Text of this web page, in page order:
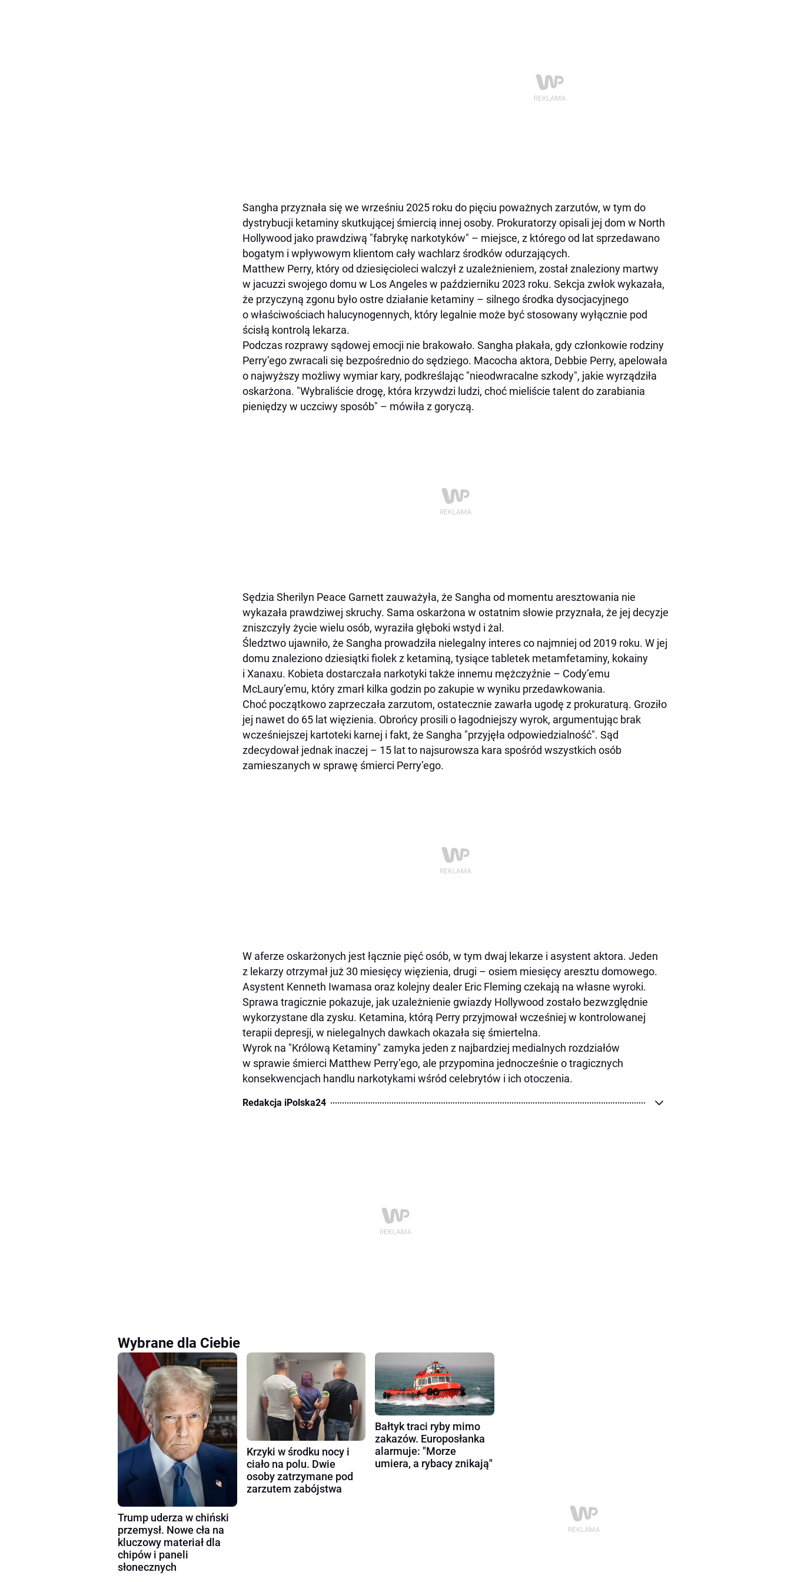
Sangha przyznała się we wrześniu 2025 roku do pięciu poważnych zarzutów, w tym do
dystrybucji ketaminy skutkującej śmiercią innej osoby. Prokuratorzy opisali jej dom w North
Hollywood jako prawdziwą "fabrykę narkotyków" – miejsce, z którego od lat sprzedawano
bogatym i wpływowym klientom cały wachlarz środków odurzających.
Matthew Perry, który od dziesięcioleci walczył z uzależnieniem, został znaleziony martwy
w jacuzzi swojego domu w Los Angeles w październiku 2023 roku. Sekcja zwłok wykazała,
że przyczyną zgonu było ostre działanie ketaminy – silnego środka dysocjacyjnego
o właściwościach halucynogennych, który legalnie może być stosowany wyłącznie pod
ścisłą kontrolą lekarza.
Podczas rozprawy sądowej emocji nie brakowało. Sangha płakała, gdy członkowie rodziny
Perry’ego zwracali się bezpośrednio do sędziego. Macocha aktora, Debbie Perry, apelowała
o najwyższy możliwy wymiar kary, podkreślając "nieodwracalne szkody", jakie wyrządziła
oskarżona. "Wybraliście drogę, która krzywdzi ludzi, choć mieliście talent do zarabiania
pieniędzy w uczciwy sposób" – mówiła z goryczą.
Sędzia Sherilyn Peace Garnett zauważyła, że Sangha od momentu aresztowania nie
wykazała prawdziwej skruchy. Sama oskarżona w ostatnim słowie przyznała, że jej decyzje
zniszczyły życie wielu osób, wyraziła głęboki wstyd i żal.
Śledztwo ujawniło, że Sangha prowadziła nielegalny interes co najmniej od 2019 roku. W jej
domu znaleziono dziesiątki fiolek z ketaminą, tysiące tabletek metamfetaminy, kokainy
i Xanaxu. Kobieta dostarczała narkotyki także innemu mężczyźnie – Cody’emu
McLaury’emu, który zmarł kilka godzin po zakupie w wyniku przedawkowania.
Choć początkowo zaprzeczała zarzutom, ostatecznie zawarła ugodę z prokuraturą. Groziło
jej nawet do 65 lat więzienia. Obrońcy prosili o łagodniejszy wyrok, argumentując brak
wcześniejszej kartoteki karnej i fakt, że Sangha "przyjęła odpowiedzialność". Sąd
zdecydował jednak inaczej – 15 lat to najsurowsza kara spośród wszystkich osób
zamieszanych w sprawę śmierci Perry’ego.
W aferze oskarżonych jest łącznie pięć osób, w tym dwaj lekarze i asystent aktora. Jeden
z lekarzy otrzymał już 30 miesięcy więzienia, drugi – osiem miesięcy aresztu domowego.
Asystent Kenneth Iwamasa oraz kolejny dealer Eric Fleming czekają na własne wyroki.
Sprawa tragicznie pokazuje, jak uzależnienie gwiazdy Hollywood zostało bezwzględnie
wykorzystane dla zysku. Ketamina, którą Perry przyjmował wcześniej w kontrolowanej
terapii depresji, w nielegalnych dawkach okazała się śmiertelna.
Wyrok na "Królową Ketaminy" zamyka jeden z najbardziej medialnych rozdziałów
w sprawie śmierci Matthew Perry’ego, ale przypomina jednocześnie o tragicznych
konsekwencjach handlu narkotykami wśród celebrytów i ich otoczenia.
Redakcja iPolska24
Wybrane dla Ciebie
Trump uderza w chiński
przemysł. Nowe cła na
kluczowy materiał dla
chipów i paneli
słonecznych
Krzyki w środku nocy i
ciało na polu. Dwie
osoby zatrzymane pod
zarzutem zabójstwa
Bałtyk traci ryby mimo
zakazów. Europosłanka
alarmuje: "Morze
umiera, a rybacy znikają"